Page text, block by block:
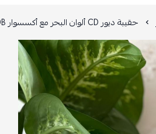
حقيبة ديور CD ألوان البحر مع أكسسوار DB ذهبي على المقبض